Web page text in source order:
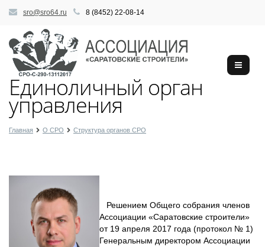
sro@sro64.ru 8 (8452) 22-08-14
Единоличный орган
управления
Главная О СРО Структура органов СРО
Решением Общего собрания членов
Ассоциации «Саратовские строители»
от 19 апреля 2017 года (протокол № 1)
Генеральным директором Ассоциации